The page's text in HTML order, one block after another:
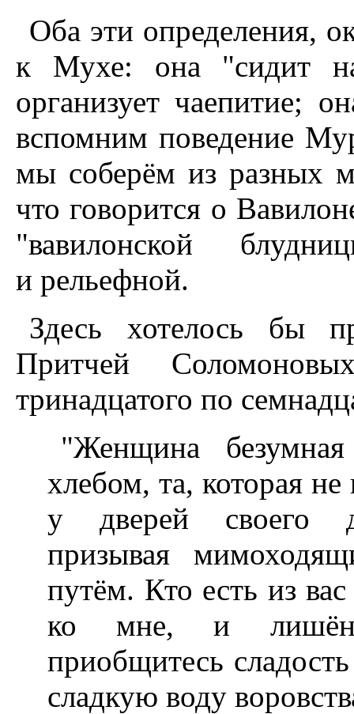
Оба эти определения,
к Мухе: она "сидит
организует чаепитие;
вспомним поведение
мы соберём из разных
что говорится о
"вавилонской
и рельефной.
Здесь хотелось бы
Притчей
тринадцатого по
"Женщина
хлебом, та, которая не
у дверей
призывая
путём. Кто есть из
ко мне, и
приобщитесь
сладкую воду